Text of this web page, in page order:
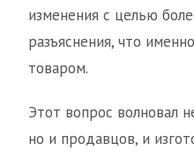
изменения с целью
разъяснения, что
товаром.
Этот вопрос волновал
но и продавцов, и